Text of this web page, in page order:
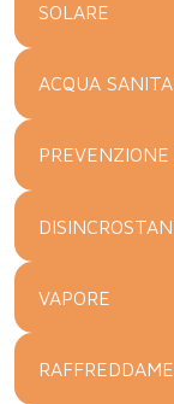
SOLARE
ACQUA
VAPORE